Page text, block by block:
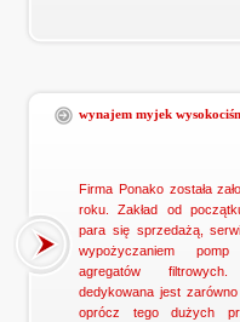
wynajem myjek
Firma Ponako została
roku. Zakład od
para się sprzedażą,
wypożyczaniem
agregatów filtrowych.
dedykowana jest
oprócz tego dużych